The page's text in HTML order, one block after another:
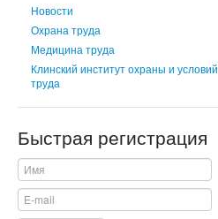
Новости
Охрана труда
Медицина труда
Клинский институт охраны и условий
труда
Быстрая регистрация